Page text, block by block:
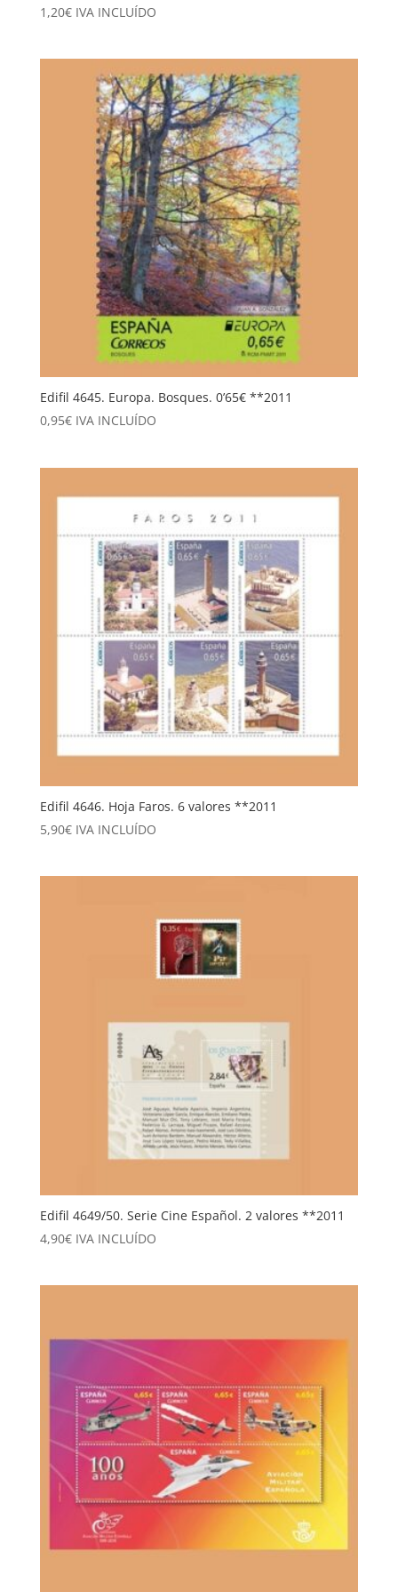
1,20€ IVA INCLUÍDO
Edifil 4645. Europa. Bosques. 0’65€ **2011
0,95€ IVA INCLUÍDO
Edifil 4646. Hoja Faros. 6 valores **2011
5,90€ IVA INCLUÍDO
Edifil 4649/50. Serie Cine Español. 2 valores **2011
4,90€ IVA INCLUÍDO